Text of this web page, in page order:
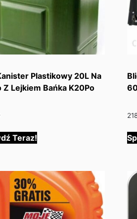
Plastikowy 20L Na
Z Lejkiem Bańka K20Po
Teraz!